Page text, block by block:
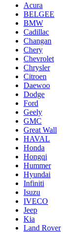
Acura
BELGEE
BMW
Cadillac
Changan
Chery
Chevrolet
Chrysler
Citroen
Daewoo
Dodge
Ford
Geely
GMC
Great Wall
HAVAL
Honda
Hongqi
Hummer
Hyundai
Infiniti
Isuzu
IVECO
Jeep
Kia
Land Rover